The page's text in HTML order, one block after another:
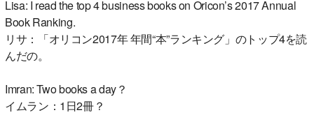
Lisa: I read the top 4 business books on Oricon’s 2017 Annual
Book Ranking.
リサ：「オリコン2017年 年間“本”ランキング」のトップ4を読
んだの。
Imran: Two books a day？
イムラン：1日2冊？